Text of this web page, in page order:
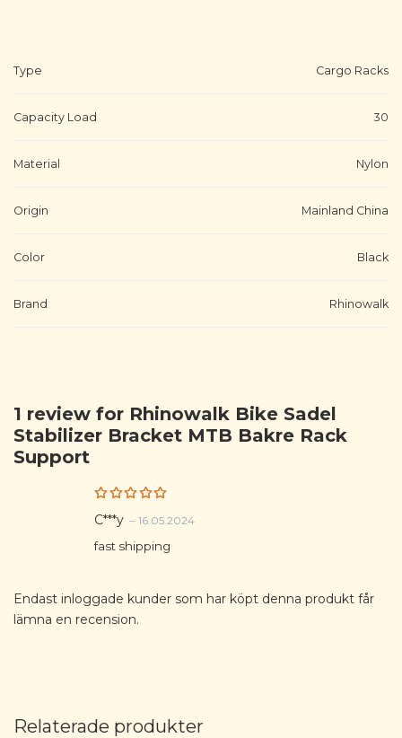
Type Cargo Racks
Capacity Load 30
Material Nylon
Origin Mainland China
Color Black
Brand Rhinowalk
1 review for Rhinowalk Bike Sadel
Stabilizer Bracket MTB Bakre Rack
Support
Rated5
out of 5
C***y – 16.05.2024
fast shipping
Endast inloggade kunder som har köpt denna produkt får
lämna en recension.
Relaterade produkter